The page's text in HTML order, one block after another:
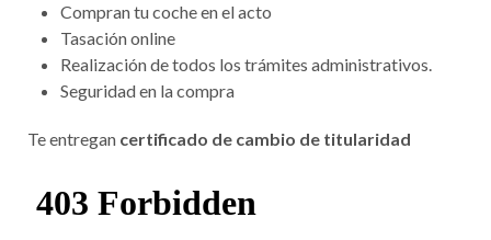
Compran tu coche en el acto
Tasación online
Realización de todos los trámites administrativos.
Seguridad en la compra
Te entregan certificado de cambio de titularidad